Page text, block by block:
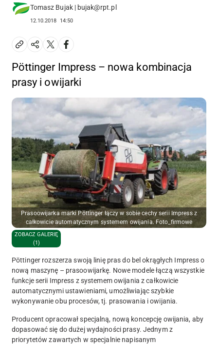
Tomasz Bujak | bujak@rpt.pl
12.10.2018 14:50
Pöttinger Impress – nowa kombinacja
prasy i owijarki
Prasoowijarka marki Pöttinger łączy w sobie cechy serii Impress z
całkowicie automatycznym systemem owijania. Foto_firmowe
ZOBACZ GALERIĘ
(1)
Pöttinger rozszerza swoją linię pras do bel okrągłych Impress o
nową maszynę – prasoowijarkę. Nowe modele łączą wszystkie
funkcje serii Impress z systemem owijania z całkowicie
automatycznymi ustawieniami, umożliwiając szybkie
wykonywanie obu procesów, tj. prasowania iowijania.
Producent opracował specjalną, nową koncepcję owijania, aby
dopasować się do dużej wydajności prasy. Jednym z
priorytetów zawartych w specjalnie napisanym